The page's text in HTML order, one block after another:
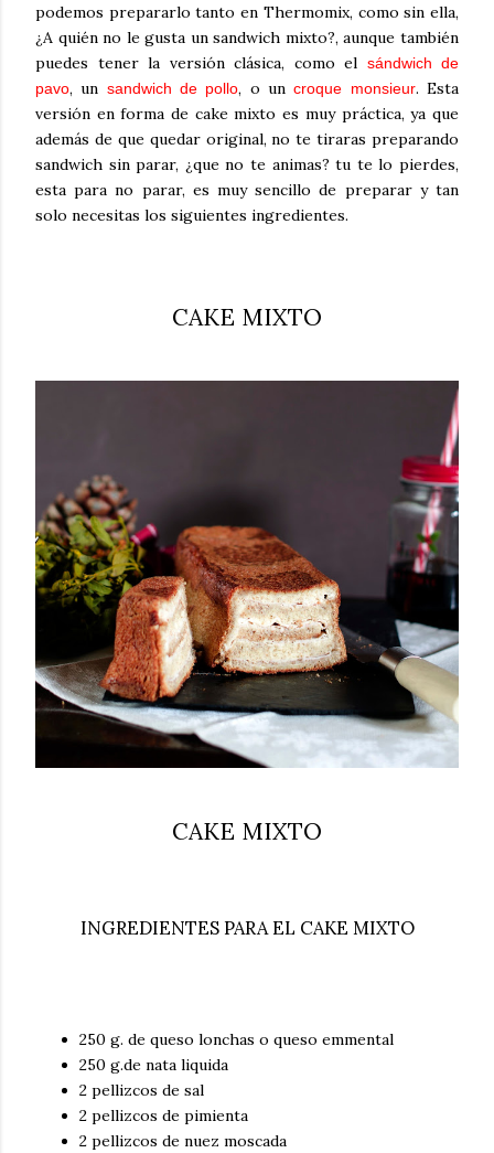
podemos prepararlo tanto en Thermomix, como sin ella,
¿A quién no le gusta un sandwich mixto?, aunque también
puedes tener la versión clásica, como el sándwich de
pavo, un sandwich de pollo, o uncroque monsieur. Esta
versión en forma de cake mixto es muy práctica, ya que
además de que quedar original, no te tiraras preparando
sandwich sin parar, ¿que no te animas? tu te lo pierdes,
esta para no parar, es muy sencillo de preparar y tan
solo necesitas los siguientes ingredientes.
CAKE MIXTO
CAKE MIXTO
INGREDIENTES PARA EL CAKE MIXTO
250 g. de queso lonchas o queso emmental
250 g.de nata liquida
2 pellizcos de sal
2 pellizcos de pimienta
2 pellizcos de nuez moscada